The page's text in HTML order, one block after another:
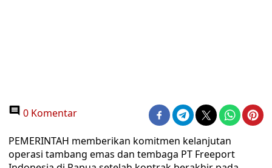
0 Komentar
PEMERINTAH memberikan komitmen kelanjutan
operasi tambang emas dan tembaga PT Freeport